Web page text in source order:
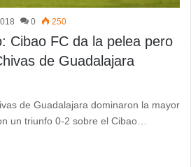
0 250
Cibao FC da la pelea pero
de Guadalajara
de Guadalajara dominaron la mayor
un triunfo 0-2 sobre el Cibao…